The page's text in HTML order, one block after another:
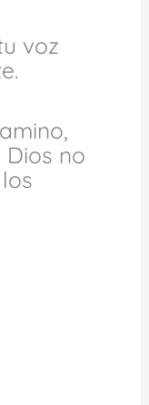
voz
no